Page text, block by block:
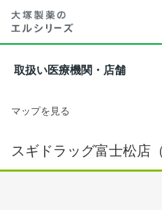
取扱い医療機関・店舗
マップを見る
スギドラッグ富士松店